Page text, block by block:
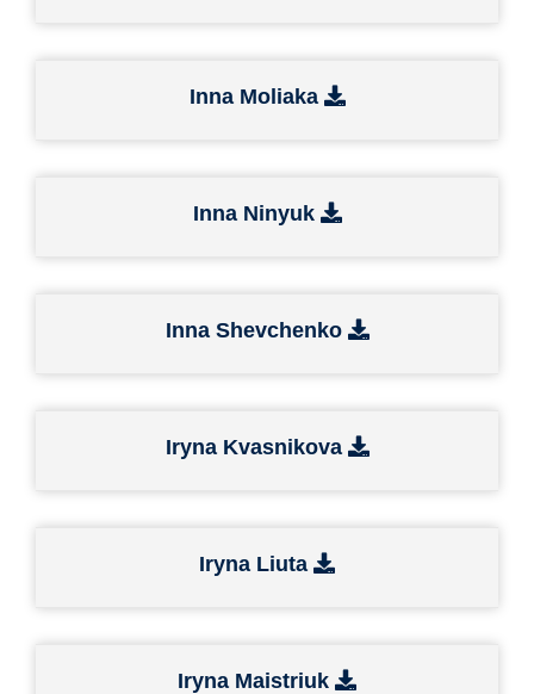
Inna Moliaka
Inna Ninyuk
Inna Shevchenko
Iryna Kvasnikova
Iryna Liuta
Iryna Maistriuk